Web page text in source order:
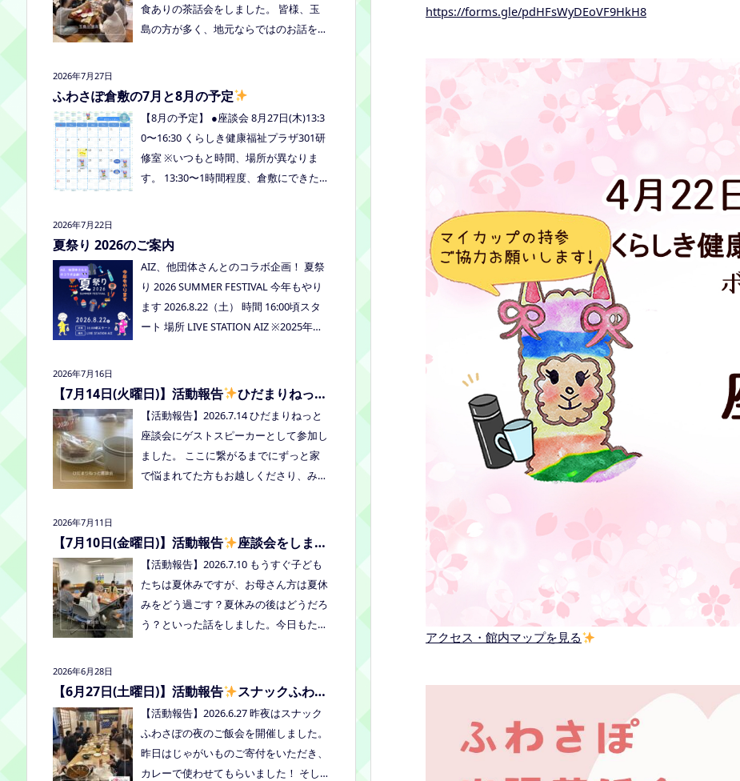
https://forms.gle/pdHFsWyDEoVF9HkH8
アクセス・館内マップを見る
食ありの茶話会をしました。 皆様、玉
島の方が多く、地元ならではのお話をし
7(木)13:30〜リアラボさんに来てもら
ある方はぜひお越しください
2026年7月27日
ふわさぽ倉敷の7月と8月の予定
【8月の予定】 ●座談会 8月27日(木)13:3
0〜16:30 くらしき健康福祉プラザ301研
修室 ※いつもと時間、場所が異なりま
す。 13:30〜1時間程度、倉敷にできた通
いてなど、聞いてみましょう！ 事前に
しゃべりしましょう！ 日時：8月29日
者、うえまつフリースクールの保護者と
お子さま(10組程度） ※お子さまお一人
での参加はできません。必ず保護者の方
とお越しください。 ※定員に達し次第締
め切らせていただきます。 参加費：中
orms.gle/Vhs62HxfDKduZMeV8 ●ひだ
まりねっと座談会(北村がゲストスピー
カーで参加します) 場所：つむぎ高梁
（高梁市横町1072-1） 日時：令和8年8
月18日(火)10時00分～11時30分終了（予
場所：LIVE STATION AIZ(倉敷市玉島阿賀
崎2-3-55) 内容：音楽あり、ゲームあ
り、食べ物ありの多世代交流夏祭りで
す。
2026年7月22日
夏祭り 2026のご案内
AIZ、他団体さんとのコラボ企画！ 夏祭
り 2026 SUMMER FESTIVAL 今年もやり
ます 2026.8.22（土） 時間 16:00頃スタ
ート 場所 LIVE STATION AIZ ※2025年の
2026年7月16日
【7月14日(火曜日)】活動報告
ひだまりねっと
座談会に参加しました【活動報告】2026.7.14 ひだまりねっと
座談会にゲストスピーカーとして参加し
ました。 ここに繋がるまでにずっと家
で悩まれてた方もお越しくださり、みん
お近くの方はぜひお越しくださいね！
2026年7月11日
【7月10日(金曜日)】活動報告
座談会をしまし
た
【活動報告】2026.7.10 もうすぐ子ども
たちは夏休みですが、お母さん方は夏休
みをどう過ごす？夏休みの後はどうだろ
う？といった話をしました。今日もたく
しますので、ご希望の方がおられました
2026年6月28日
【6月27日(土曜日)】活動報告
スナックふわさ
ぽの夜のご飯会を開催しました【活動報告】2026.6.27 昨夜はスナック
ふわさぽの夜のご飯会を開催しました。
昨日はじゃがいものご寄付をいただき、
カレーで使わせてもらいました！ そし